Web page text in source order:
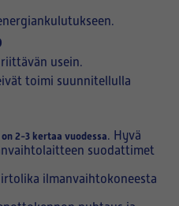
usein.
toimi suunnitellulla
2-3 kertaa vuodessa. Hyvä
suodattimet
ilmanvaihtokoneesta